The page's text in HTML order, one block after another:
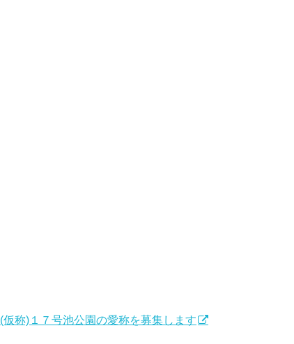
(仮称)１７号池公園の愛称を募集します